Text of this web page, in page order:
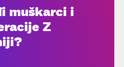
muškarci i
Z